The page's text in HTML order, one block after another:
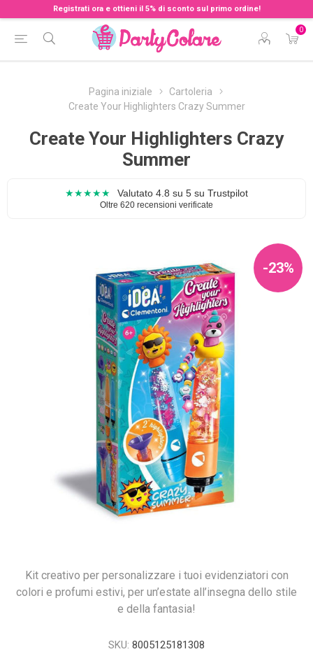
Registrati ora e ottieni il 5% di sconto sul primo ordine!
0
Pagina iniziale
Cartoleria
Create Your Highlighters Crazy Summer
Create Your Highlighters Crazy
Summer
★★★★★ Valutato 4.8 su 5 su Trustpilot
Oltre 620 recensioni verificate
-23%
Kit creativo per personalizzare i tuoi evidenziatori con
colori e profumi estivi, per un’estate all’insegna dello stile
e della fantasia!
SKU: 8005125181308